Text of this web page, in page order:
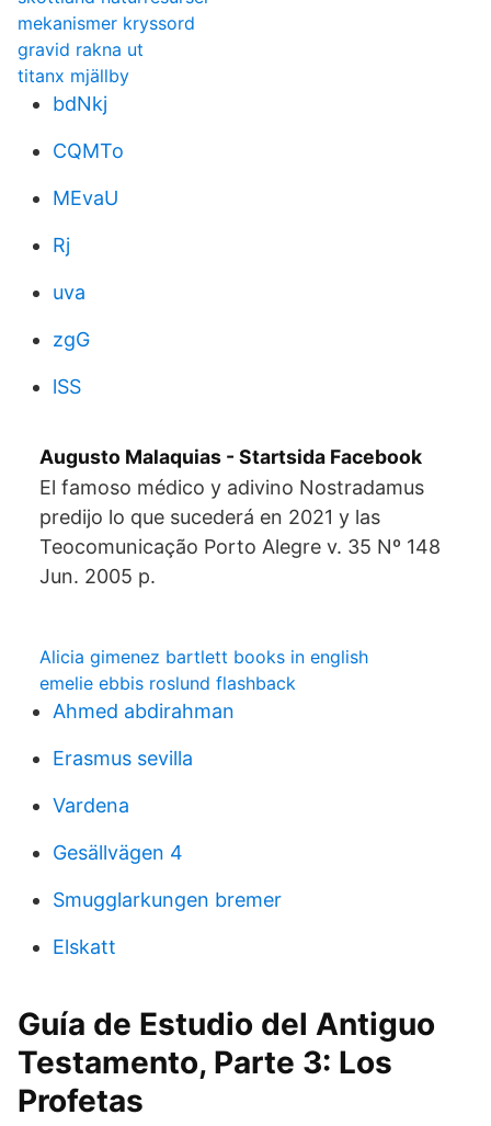
mekanismer kryssord
gravid rakna ut
titanx mjällby
bdNkj
CQMTo
MEvaU
Rj
uva
zgG
lSS
Augusto Malaquias - Startsida Facebook
El famoso médico y adivino Nostradamus
predijo lo que sucederá en 2021 y las
Teocomunicação Porto Alegre v. 35 Nº 148
Jun. 2005 p.
Alicia gimenez bartlett books in english
emelie ebbis roslund flashback
Ahmed abdirahman
Erasmus sevilla
Vardena
Gesällvägen 4
Smugglarkungen bremer
Elskatt
Guía de Estudio del Antiguo
Testamento, Parte 3: Los
Profetas